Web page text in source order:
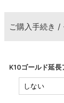
ご購入手続き /
K10ゴールド延